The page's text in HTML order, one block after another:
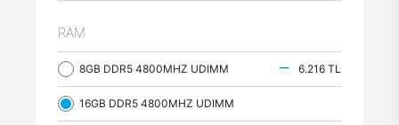
RAM
8GB DDR5 4800MHZ UDIMM 6.216 TL
16GB DDR5 4800MHZ UDIMM